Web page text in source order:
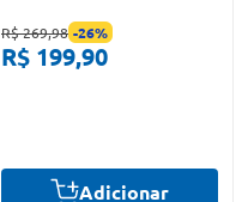
R$ 269,98 -26%
R$ 199,90
Adicionar